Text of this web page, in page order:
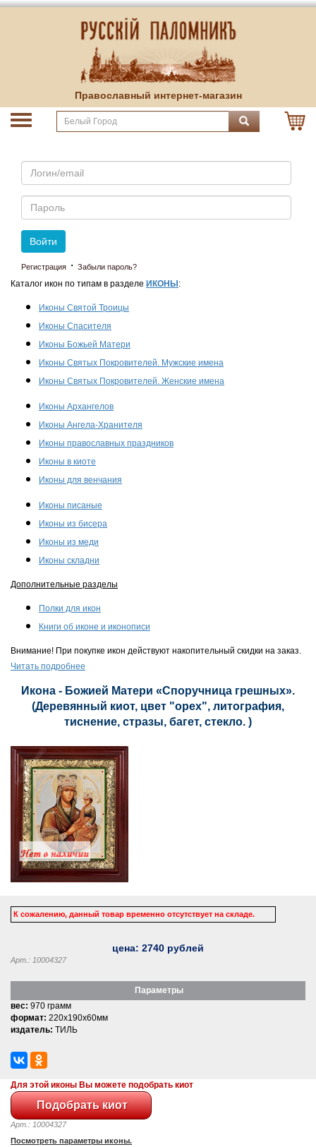
Православный интернет-магазин
Email
Пароль
Войти
Регистрация · Забыли пароль?
Каталог икон по типам в разделе ИКОНЫ :
Иконы Святой Троицы
Иконы Спасителя
Иконы Божьей Матери
Иконы Святых Покровителей. Мужские имена
Иконы Святых Покровителей. Женские имена
Иконы Архангелов
Иконы Ангела-Хранителя
Иконы православных праздников
Иконы в киоте
Иконы для венчания
Иконы писаные
Иконы из бисера
Иконы из меди
Иконы складни
Дополнительные разделы
Полки для икон
Книги об иконе и иконописи
Внимание! При покупке икон действуют накопительный скидки на заказ.
Читать подробнее
Икона - Божией Матери «Споручница грешных».
(Деревянный киот, цвет "орех", литография,
тиснение, стразы, багет, стекло. )
К сожалению, данный товар временно отсутствует на складе.
цена: 2740 рублей
Арт.: 10004327
Параметры
вес: 970 грамм
формат: 220x190x60мм
издатель: ТИЛЬ
Для этой иконы Вы можете подобрать киот
Арт.: 10004327
Посмотреть параметры иконы.